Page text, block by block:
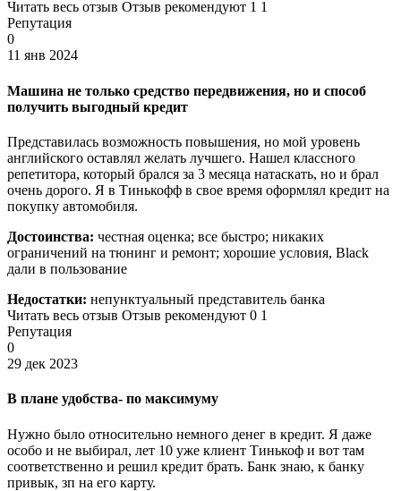
Читать весь отзыв Отзыв рекомендуют 1 1
Репутация
0
11 янв 2024
Машина не только средство передвижения, но и способ
получить выгодный кредит
Представилась возможность повышения, но мой уровень
английского оставлял желать лучшего. Нашел классного
репетитора, который брался за 3 месяца натаскать, но и брал
очень дорого. Я в Тинькофф в свое время оформлял кредит на
покупку автомобиля.
Достоинства: честная оценка; все быстро; никаких
ограничений на тюнинг и ремонт; хорошие условия, Black
дали в пользование
Недостатки: непунктуальный представитель банка
Читать весь отзыв Отзыв рекомендуют 0 1
Репутация
0
29 дек 2023
В плане удобства- по максимуму
Нужно было относительно немного денег в кредит. Я даже
особо и не выбирал, лет 10 уже клиент Тинькоф и вот там
соответственно и решил кредит брать. Банк знаю, к банку
привык, зп на его карту.